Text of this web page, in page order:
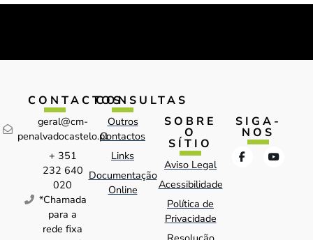
CONTACTOS
geral@cm-
penalvadocastelo.pt
+ 351
232 640
020
*Chamada
para a
rede fixa
CONSULTAS
Outros
Contactos
Links
Documentação
Online
SOBRE
O
SÍTIO
Aviso Legal
Acessibilidade
Política de
Privacidade
SIGA-
NOS